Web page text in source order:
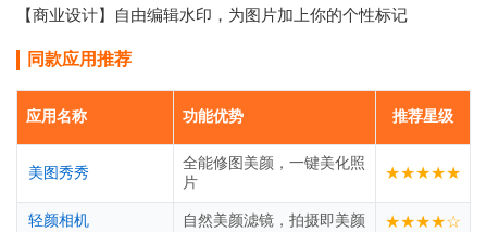
【商业设计】自由编辑水印，为图片加上你的个性标记
同款应用推荐
应用名称 功能优势 推荐星级
美图秀秀
全能修图美颜，一键美化照
片
★★★★★
轻颜相机 自然美颜滤镜，拍摄即美颜 ★★★★☆